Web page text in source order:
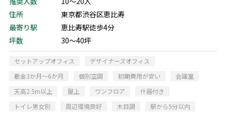
住所
東京都渋谷区恵比寿
最寄り駅
恵比寿駅徒歩4分
坪数
30～40坪
セットアップオフィス
デザイナーズオフィス
敷金3か月～6か月
個別空調 初期費用が安い
会議室
天高2.5m以上
屋上 ワンフロア
什器付き
トイレ男女別
周辺環境良好 木目調
駅から5分以内